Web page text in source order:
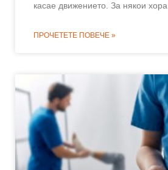
касае движението. За някои хора
ПРОЧЕТЕТЕ ПОВЕЧЕ »